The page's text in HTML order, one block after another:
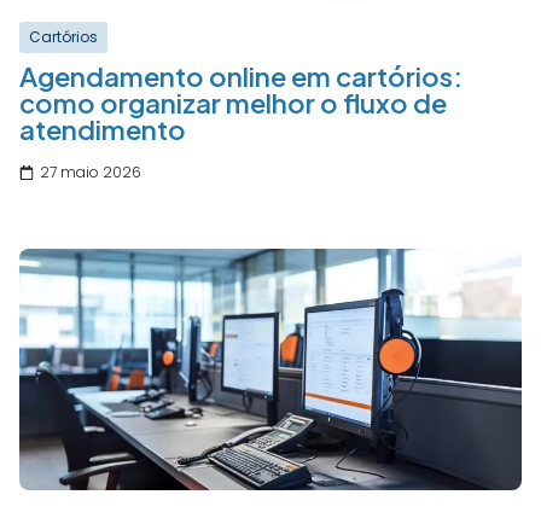
Cartórios
Agendamento online em cartórios:
como organizar melhor o fluxo de
atendimento
27 maio 2026